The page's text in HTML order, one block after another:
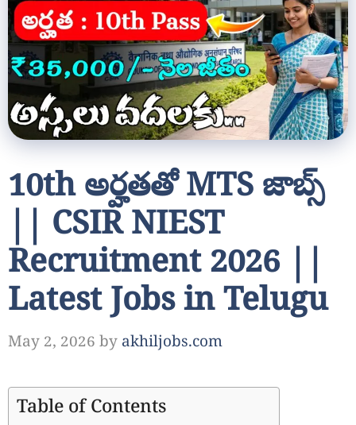
10th అర్హతతో MTS జాబ్స్
|| CSIR NIEST
Recruitment 2026 ||
Latest Jobs in Telugu
May 2, 2026 by akhiljobs.com
Table of Contents